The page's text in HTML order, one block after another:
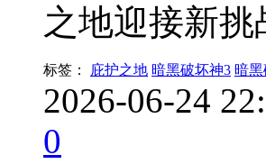
之地迎接新挑
标签： 庇护之地 暗黑破坏神3 暗
2026-06-24
0